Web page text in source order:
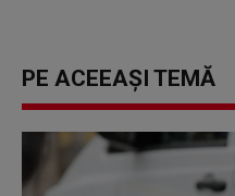
PE ACEEAȘI TEMĂ